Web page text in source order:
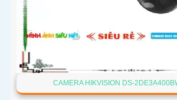
CAMERA HIKVISION DS-